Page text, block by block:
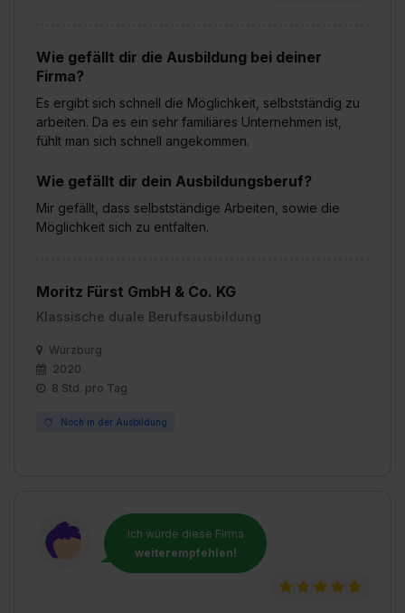
Wie gefällt dir die Ausbildung bei deiner
Firma?
Es ergibt sich schnell die Möglichkeit, selbstständig zu
arbeiten. Da es ein sehr familiäres Unternehmen ist,
fühlt man sich schnell angekommen.
Wie gefällt dir dein Ausbildungsberuf?
Mir gefällt, dass selbstständige Arbeiten, sowie die
Möglichkeit sich zu entfalten.
Moritz Fürst GmbH & Co. KG
Klassische duale Berufsausbildung
Würzburg
2020
8 Std. pro Tag
Noch in der Ausbildung
Ich würde diese Firma
weiterempfehlen!